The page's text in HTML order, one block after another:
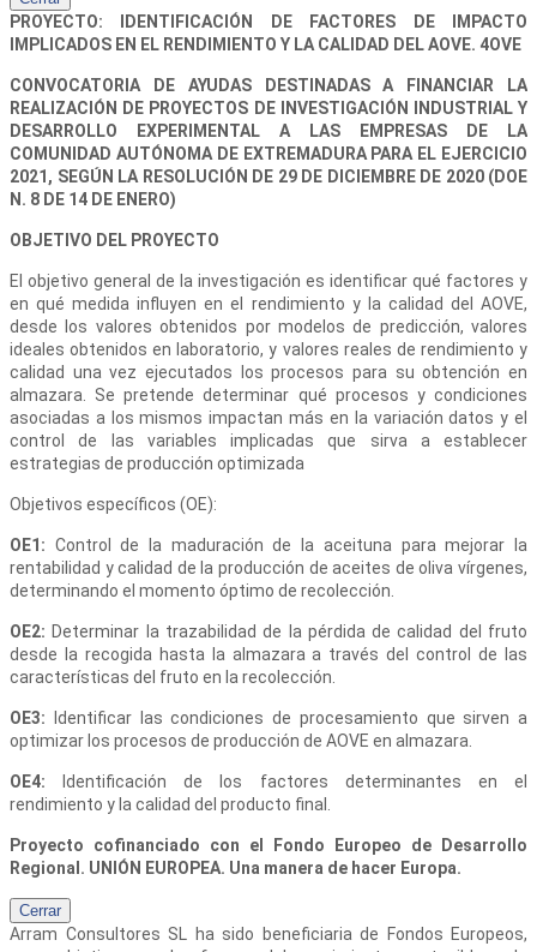
PROYECTO: IDENTIFICACIÓN DE FACTORES DE IMPACTO
IMPLICADOS EN EL RENDIMIENTO Y LA CALIDAD DEL AOVE. 4OVE
CONVOCATORIA DE AYUDAS DESTINADAS A FINANCIAR LA
REALIZACIÓN DE PROYECTOS DE INVESTIGACIÓN INDUSTRIAL Y
DESARROLLO EXPERIMENTAL A LAS EMPRESAS DE LA
COMUNIDAD AUTÓNOMA DE EXTREMADURA PARA EL EJERCICIO
2021, SEGÚN LA RESOLUCIÓN DE 29 DE DICIEMBRE DE 2020 (DOE
N. 8 DE 14 DE ENERO)
OBJETIVO DEL PROYECTO
El objetivo general de la investigación es identificar qué factores y
en qué medida influyen en el rendimiento y la calidad del AOVE,
desde los valores obtenidos por modelos de predicción, valores
ideales obtenidos en laboratorio, y valores reales de rendimiento y
calidad una vez ejecutados los procesos para su obtención en
almazara. Se pretende determinar qué procesos y condiciones
asociadas a los mismos impactan más en la variación datos y el
control de las variables implicadas que sirva a establecer
estrategias de producción optimizada
Objetivos específicos (OE):
OE1: Control de la maduración de la aceituna para mejorar la
rentabilidad y calidad de la producción de aceites de oliva vírgenes,
determinando el momento óptimo de recolección.
OE2: Determinar la trazabilidad de la pérdida de calidad del fruto
desde la recogida hasta la almazara a través del control de las
características del fruto en la recolección.
OE3:
Identificar las condiciones de procesamiento que sirven a
optimizar los procesos de producción de AOVE en almazara.
OE4:
Identificación de los factores determinantes en el
rendimiento y la calidad del producto final.
Proyecto cofinanciado con el Fondo Europeo de Desarrollo
Regional. UNIÓN EUROPEA. Una manera de hacer Europa.
Cerrar
Arram Consultores SL
ha sido beneficiaria de Fondos Europeos,